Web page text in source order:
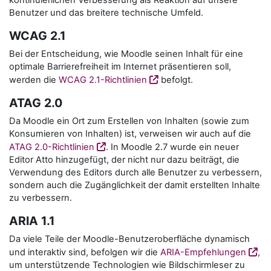
Benutzer und das breitere technische Umfeld.
WCAG 2.1
Bei der Entscheidung, wie Moodle seinen Inhalt für eine
optimale Barrierefreiheit im Internet präsentieren soll,
werden die WCAG 2.1-Richtlinien befolgt.
ATAG 2.0
Da Moodle ein Ort zum Erstellen von Inhalten (sowie zum
Konsumieren von Inhalten) ist, verweisen wir auch auf die
ATAG 2.0-Richtlinien
. In Moodle 2.7 wurde ein neuer
Editor Atto hinzugefügt, der nicht nur dazu beiträgt, die
Verwendung des Editors durch alle Benutzer zu verbessern,
sondern auch die Zugänglichkeit der damit erstellten Inhalte
zu verbessern.
ARIA 1.1
Da viele Teile der Moodle-Benutzeroberfläche dynamisch
und interaktiv sind, befolgen wir die ARIA-Empfehlungen
,
um unterstützende Technologien wie Bildschirmleser zu